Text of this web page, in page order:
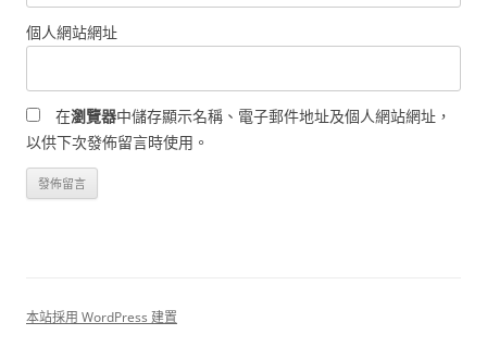
個人網站網址
在瀏覽器中儲存顯示名稱、電子郵件地址及個人網站網址，
以供下次發佈留言時使用。
本站採用 WordPress 建置